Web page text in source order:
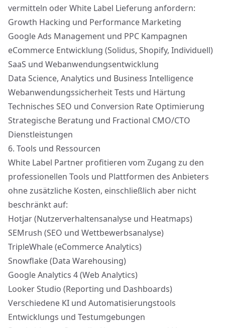
vermitteln oder White Label Lieferung anfordern:
Growth Hacking und Performance Marketing
Google Ads Management und PPC Kampagnen
eCommerce Entwicklung (Solidus, Shopify, Individuell)
SaaS und Webanwendungsentwicklung
Data Science, Analytics und Business Intelligence
Webanwendungssicherheit Tests und Härtung
Technisches SEO und Conversion Rate Optimierung
Strategische Beratung und Fractional CMO/CTO
Dienstleistungen
6. Tools und Ressourcen
White Label Partner profitieren vom Zugang zu den
professionellen Tools und Plattformen des Anbieters
ohne zusätzliche Kosten, einschließlich aber nicht
beschränkt auf:
Hotjar (Nutzerverhaltensanalyse und Heatmaps)
SEMrush (SEO und Wettbewerbsanalyse)
TripleWhale (eCommerce Analytics)
Snowflake (Data Warehousing)
Google Analytics 4 (Web Analytics)
Looker Studio (Reporting und Dashboards)
Verschiedene KI und Automatisierungstools
Entwicklungs und Testumgebungen